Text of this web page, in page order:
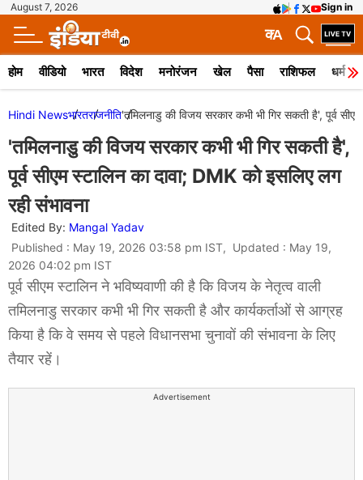
August 7, 2026 Sign in
A
क
होम वीडियो भारत विदेश मनोरंजन खेल पैसा राशिफल धर्म
Hindi Newsभारतराजनीति'तमिलनाडु की विजय सरकार कभी भी गिर सकती है', पूर्व
'तमिलनाडु की विजय सरकार कभी भी गिर सकती है',
पूर्व सीएम स्टालिन का दावा; DMK को इसलिए लग
रही संभावना
Edited By: Mangal Yadav
Published : May 19, 2026 03:58 pm IST, Updated : May 19,
2026 04:02 pm IST
पूर्व सीएम स्टालिन ने भविष्यवाणी की है कि विजय के नेतृत्व वाली
तमिलनाडु सरकार कभी भी गिर सकती है और कार्यकर्ताओं से आग्रह
किया है कि वे समय से पहले विधानसभा चुनावों की संभावना के लिए
तैयार रहें।
Advertisement